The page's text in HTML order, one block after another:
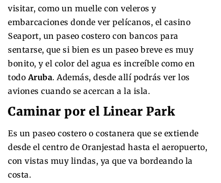
visitar, como un muelle con veleros y
embarcaciones donde ver pelícanos, el casino
Seaport, un paseo costero con bancos para
sentarse, que si bien es un paseo breve es muy
bonito, y el color del agua es increíble como en
todo Aruba. Además, desde allí podrás ver los
aviones cuando se acercan a la isla.
Caminar por el Linear Park
Es un paseo costero o costanera que se extiende
desde el centro de Oranjestad hasta el aeropuerto,
con vistas muy lindas, ya que va bordeando la
costa.